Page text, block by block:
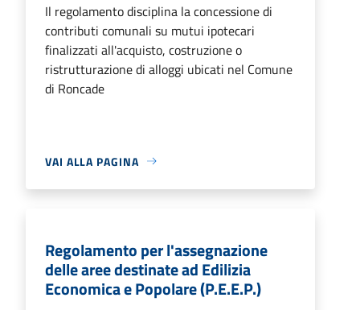
Il regolamento disciplina la concessione di
contributi comunali su mutui ipotecari
finalizzati all'acquisto, costruzione o
ristrutturazione di alloggi ubicati nel Comune
di Roncade
VAI ALLA PAGINA
Regolamento per l'assegnazione
delle aree destinate ad Edilizia
Economica e Popolare (P.E.E.P.)